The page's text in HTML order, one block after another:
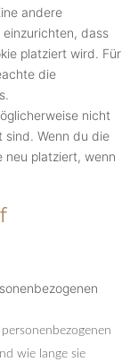
andere
dass
platziert wird. Für
die
nicht
sind. Wenn du die
neu platziert, wenn
wie lange sie